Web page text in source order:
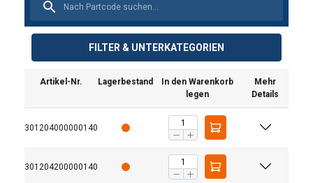
FILTER & UNTERKATEGORIEN
Artikel-Nr. Lagerbestand
In den Warenkorb
legen
Mehr
Details
301204000000140
301204200000140